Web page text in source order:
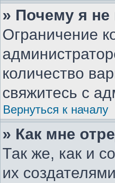
» Почему я не
Ограничение
количество
свяжитесь с
Вернуться к началу
» Как мне
Так же, как и
их